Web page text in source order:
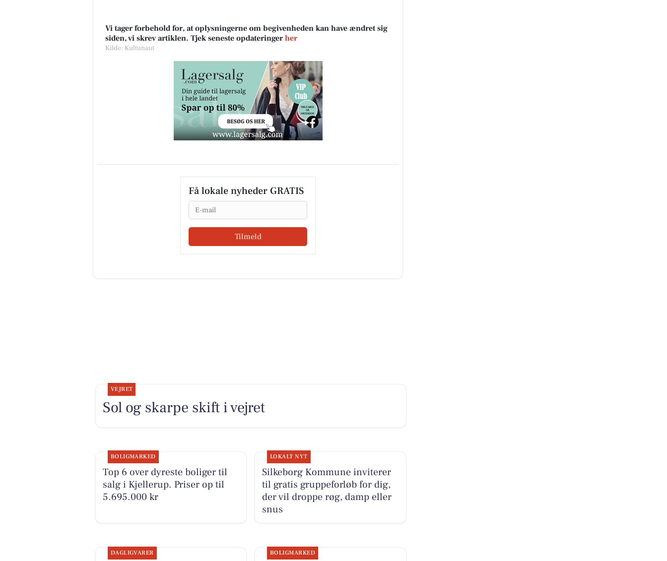
Vi tager forbehold for, at oplysningerne om begivenheden kan have ændret sig
siden, vi skrev artiklen. Tjek seneste opdateringer her
Kilde: Kultunaut
Få lokale nyheder GRATIS
Email
Tilmeld
VEJRET
Sol og skarpe skift i vejret
BOLIGMARKED
Top 6 over dyreste boliger til
salg i Kjellerup. Priser op til
5.695.000 kr
LOKALT NYT
Silkeborg Kommune inviterer
til gratis gruppeforløb for dig,
der vil droppe røg, damp eller
snus
DAGLIGVARER BOLIGMARKED